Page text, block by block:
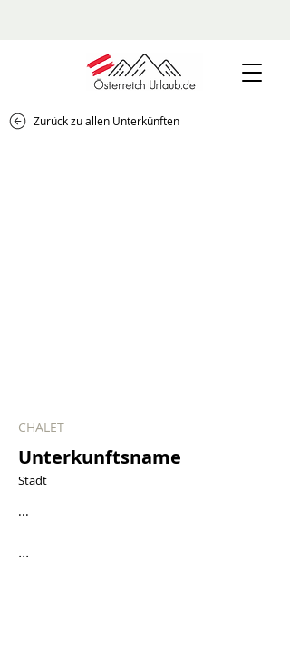
Zurück zu allen Unterkünften
CHALET
Unterkunftsname
Stadt
...
...